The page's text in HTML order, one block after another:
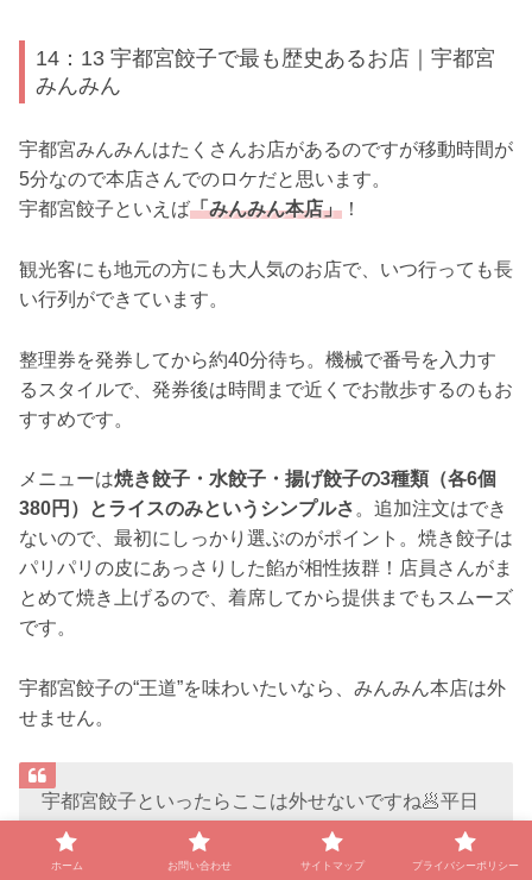
14：13 宇都宮餃子で最も歴史あるお店｜宇都宮
みんみん
宇都宮みんみんはたくさんお店があるのですが移動時間が
5分なので本店さんでのロケだと思います。
宇都宮餃子といえば「みんみん本店」 ！
観光客にも地元の方にも大人気のお店で、いつ行っても長
い行列ができています。
整理券を発券してから約40分待ち。機械で番号を入力す
るスタイルで、発券後は時間まで近くでお散歩するのもお
すすめです。
メニューは焼き餃子・水餃子・揚げ餃子の3種類（各6個
380円）とライスのみというシンプルさ 。追加注文はでき
ないので、最初にしっかり選ぶのがポイント。焼き餃子は
パリパリの皮にあっさりした餡が相性抜群！店員さんがま
とめて焼き上げるので、着席してから提供までもスムーズ
です。
宇都宮餃子の“王道”を味わいたいなら、みんみん本店は外
せません。
宇都宮餃子といったらここは外せないですね🥟平日
でも90分待ちでした😅 宇都宮みんみん 本店＠宇都
宮市
pic.twitter.com/wC2LbGrvGX
ホーム お問い合わせ サイトマップ プライバシーポリシー